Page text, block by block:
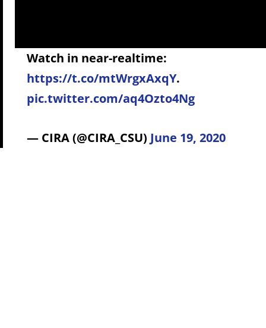
Watch in near-realtime:
https://t.co/mtWrgxAxqY.
pic.twitter.com/aq4Ozto4Ng
— CIRA (@CIRA_CSU) June 19, 2020